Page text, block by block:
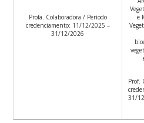
Profa. Colaboradora / Período
credenciamento: 11/12/2025 –
31/12/2026
e
Prof.
31/